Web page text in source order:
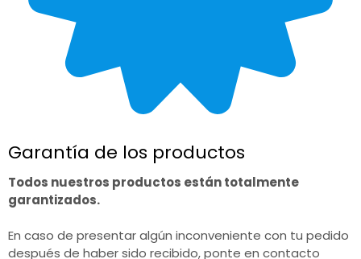
Garantía de los productos
Todos nuestros productos están totalmente
garantizados.
En caso de presentar algún inconveniente con tu pedido
después de haber sido recibido, ponte en contacto